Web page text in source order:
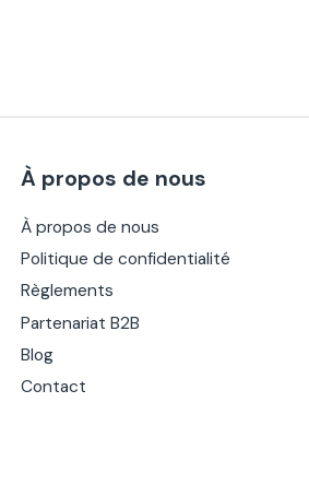
À propos de nous
À propos de nous
Politique de confidentialité
Règlements
Partenariat B2B
Blog
Contact